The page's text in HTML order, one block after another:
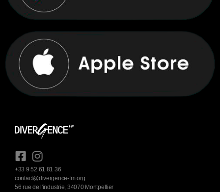
+33 9 52 61 81 36
contact@divergence-fm.org
56 rue de l'industrie, 34070 Montpellier